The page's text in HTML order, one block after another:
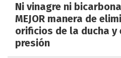
Ni vinagre ni
MEJOR manera de
orificios de la ducha y
presión